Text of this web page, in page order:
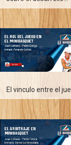
El vinculo entre el